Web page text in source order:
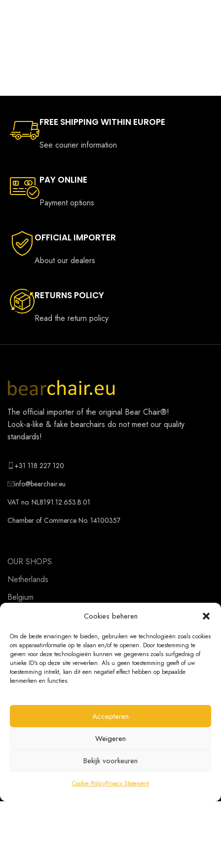
Cookies beheren
Om de beste ervaringen te bieden, gebruiken we technologieën zoals cookies
om apparaatinformatie op te slaan en/of te openen. Door toestemming te
geven voor deze technologieën kunnen we gegevens zoals surfgedrag of
unieke ID's op deze site verwerken. Als u geen toestemming geeft of uw
toestemming intrekt, kan dit een negatief effect hebben op bepaalde
kenmerken en functies.
Accepteren
Weigeren
Bekijk voorkeuren
Cookie PolicyPrivacy Statement
FREE SHIPPING WITHIN EUROPE
See courier information
PAY ONLINE
Payment options
OFFICIAL IMPORTER
About our dealers
RETURNS POLICY
Read the return policy
The official importer of the original Bear Chair®!
Look-a-like & fake bearchairs do not meet our quality
standards!
+31 118 227 120
info@bearchair.eu
VAT no. NL8191.12.653.B.01
Chamber of Commerce No. 14100357
OUR SHOPS
Netherlands
Belgium
PRIVACY
General conditions